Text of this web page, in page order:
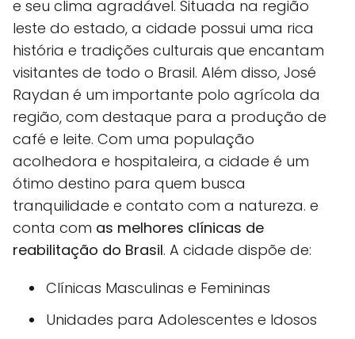
e seu clima agradável. Situada na região
leste do estado, a cidade possui uma rica
história e tradições culturais que encantam
visitantes de todo o Brasil. Além disso, José
Raydan é um importante polo agrícola da
região, com destaque para a produção de
café e leite. Com uma população
acolhedora e hospitaleira, a cidade é um
ótimo destino para quem busca
tranquilidade e contato com a natureza. e
conta com as melhores clínicas de
reabilitação do Brasil. A cidade dispõe de:
Clínicas Masculinas e Femininas
Unidades para Adolescentes e Idosos